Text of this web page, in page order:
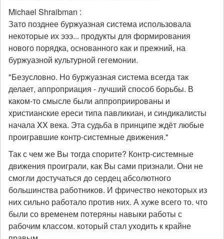
Michael Shraibman :
Зато позднее буржуазная система использовала
некоторые их эээ... продукты для формирования
нового порядка, основанного как и прежний, на
буржуазной культурной гегемонии.
"Безусловно. Но буржуазная система всегда так
делает, аппроприация - лучший способ борьбы. В
каком-то смысле были аппроприированы и
христианские ереси типа павликиан, и синдикалисты
начала XX века. Эта судьба в принципе ждёт любые
проигравшие контр-системные движения."
Так с чем же Вы тогда спорите? Контр-системные
движения проиграли, как Вы сами признали. Они не
смогли достучаться до сердец абсолютного
большинства работников. И фричество некоторых из
них сильно работало против них. А хуже всего то. что
были со временем потеряны навыки работы с
рабочим классом. который стал уходить к крайне